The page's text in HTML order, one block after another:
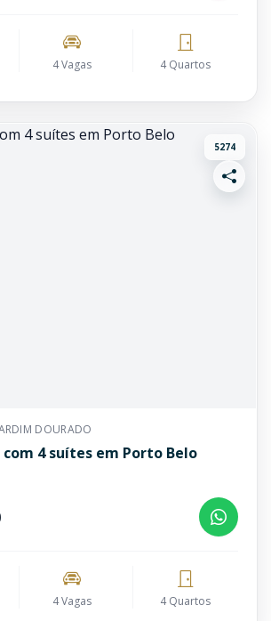
4 Vagas 4 Quartos
5274
DOURADO
com 4 suítes em Porto Belo
4 Vagas 4 Quartos